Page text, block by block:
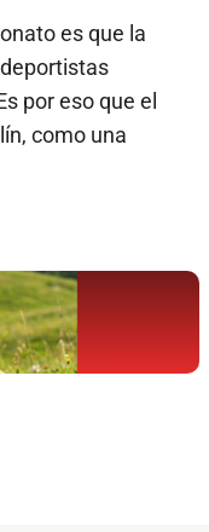
es que la
por eso que el
como una